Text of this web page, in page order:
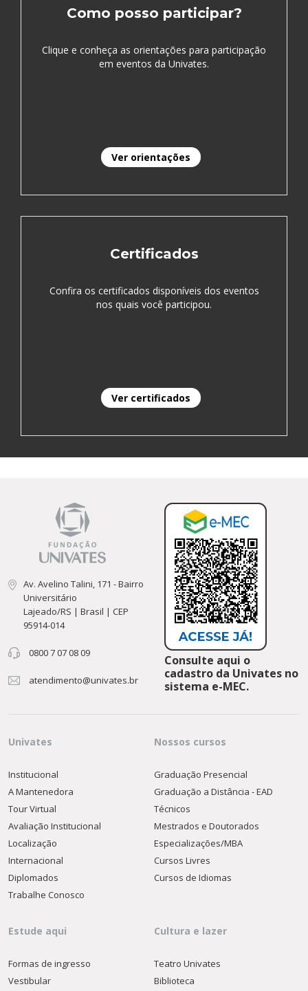
Como posso participar?
Clique e conheça as orientações para participação
em eventos da Univates.
Ver orientações
Certificados
Confira os certificados disponíveis dos eventos
nos quais você participou.
Ver certificados
Av. Avelino Talini, 171 - Bairro
Universitário
Lajeado/RS | Brasil | CEP
95914-014
0800 7 07 08 09
atendimento@univates.br
Consulte aqui o
cadastro da Univates no
sistema e-MEC.
Univates
Institucional
A Mantenedora
Tour Virtual
Avaliação Institucional
Localização
Internacional
Diplomados
Trabalhe Conosco
Nossos cursos
Graduação Presencial
Graduação a Distância - EAD
Técnicos
Mestrados e Doutorados
Especializações/MBA
Cursos Livres
Cursos de Idiomas
Estude aqui
Formas de ingresso
Vestibular
Cultura e lazer
Teatro Univates
Biblioteca